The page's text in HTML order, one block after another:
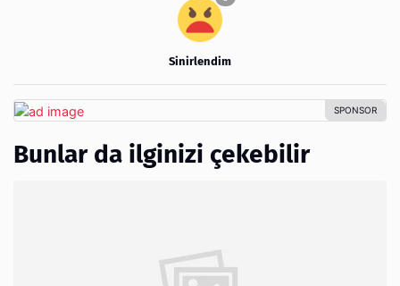
Sinirlendim
Bunlar da ilginizi çekebilir